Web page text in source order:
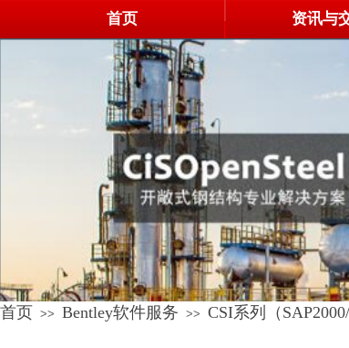
首页 资讯与
首页 >> Bentley软件服务 >> CSI系列（